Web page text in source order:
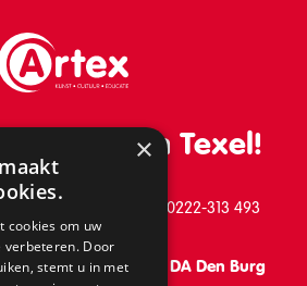
school van Texel!
BB Den Burg, telefoon: 0222-313 493
Keesomlaan 15, 1791 DA Den Burg
×
cookies om uw
Door
stemt u in met